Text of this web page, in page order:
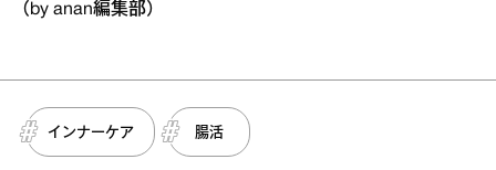
（by anan編集部）
インナーケア 腸活